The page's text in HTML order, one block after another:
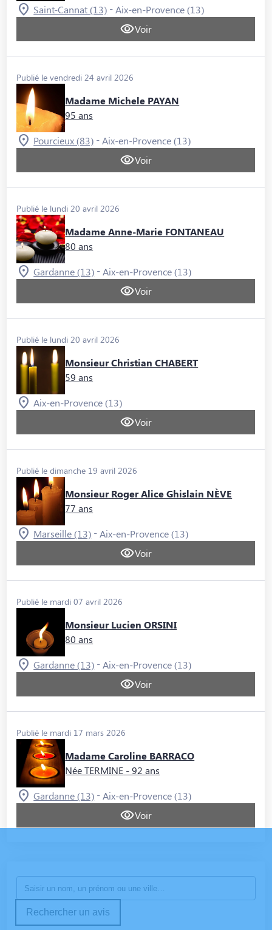
Saint-Cannat (13) - Aix-en-Provence (13)
Voir
Publié le vendredi 24 avril 2026
Madame Michele PAYAN
95 ans
Pourcieux (83) - Aix-en-Provence (13)
Voir
Publié le lundi 20 avril 2026
Madame Anne-Marie FONTANEAU
80 ans
Gardanne (13) - Aix-en-Provence (13)
Voir
Publié le lundi 20 avril 2026
Monsieur Christian CHABERT
59 ans
Aix-en-Provence (13)
Voir
Publié le dimanche 19 avril 2026
Monsieur Roger Alice Ghislain NÈVE
77 ans
Marseille (13) - Aix-en-Provence (13)
Voir
Publié le mardi 07 avril 2026
Monsieur Lucien ORSINI
80 ans
Gardanne (13) - Aix-en-Provence (13)
Voir
Publié le mardi 17 mars 2026
Madame Caroline BARRACO
Née TERMINE - 92 ans
Gardanne (13) - Aix-en-Provence (13)
Voir
Rechercher un avis